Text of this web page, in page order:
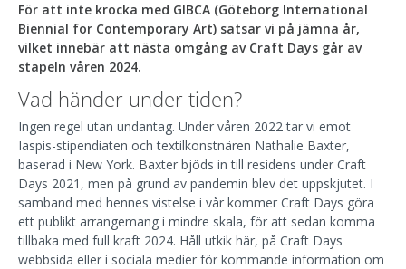
För att inte krocka med GIBCA (Göteborg International
Biennial for Contemporary Art) satsar vi på jämna år,
vilket innebär att nästa omgång av Craft Days går av
stapeln våren 2024.
Vad händer under tiden?
Ingen regel utan undantag. Under våren 2022 tar vi emot
Iaspis-stipendiaten och textilkonstnären Nathalie Baxter,
baserad i New York. Baxter bjöds in till residens under Craft
Days 2021, men på grund av pandemin blev det uppskjutet. I
samband med hennes vistelse i vår kommer Craft Days göra
ett publikt arrangemang i mindre skala, för att sedan komma
tillbaka med full kraft 2024. Håll utkik här, på Craft Days
webbsida eller i sociala medier för kommande information om